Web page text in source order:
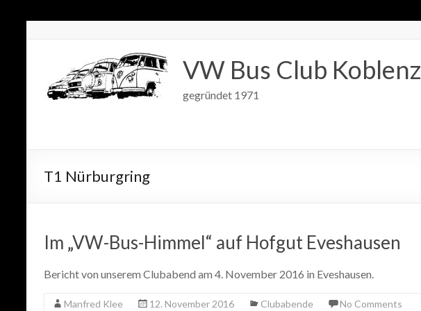
VW Bus Club Koblenz
gegründet 1971
T1 Nürburgring
Im „VW-Bus-Himmel“ auf Hofgut Eveshausen
Bericht von unserem Clubabend am 4. November 2016 in Eveshausen.
Manfred Klee 12. November 2016 Clubabende No Comments